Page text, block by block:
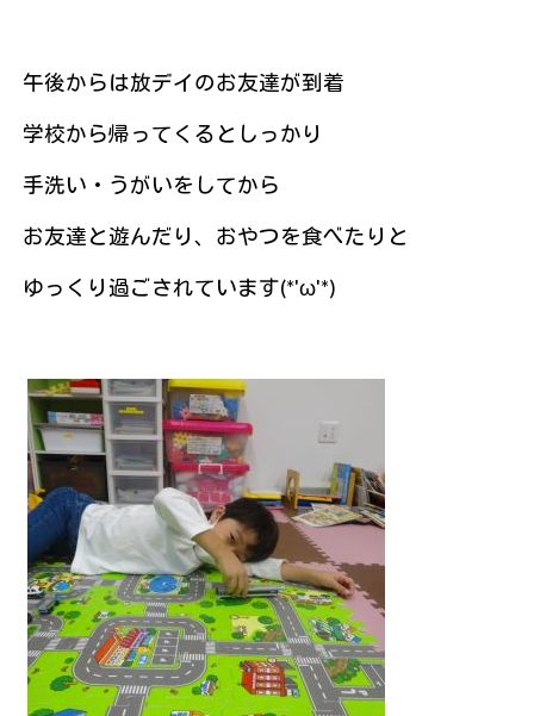
午後からは放デイのお友達が到着
学校から帰ってくるとしっかり
手洗い・うがいをしてから
お友達と遊んだり、おやつを食べたりと
ゆっくり過ごされています(*'ω'*)